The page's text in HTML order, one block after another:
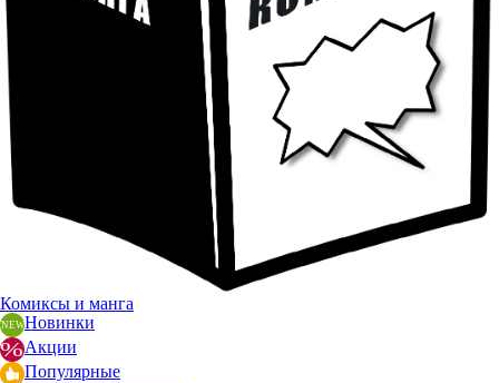
Комиксы и манга
Новинки
Акции
Популярные